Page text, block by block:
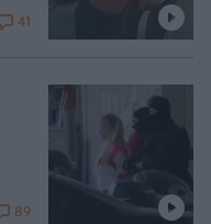
41
89